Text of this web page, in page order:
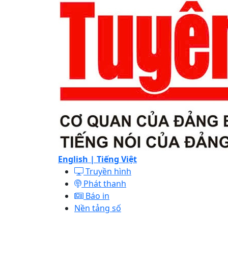
English | Tiếng Việt
Truyền hình
Phát thanh
Báo in
Nền tảng số